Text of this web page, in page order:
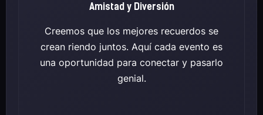
Amistad y Diversión
Creemos que los mejores recuerdos se
crean riendo juntos. Aquí cada evento es
una oportunidad para conectar y pasarlo
genial.